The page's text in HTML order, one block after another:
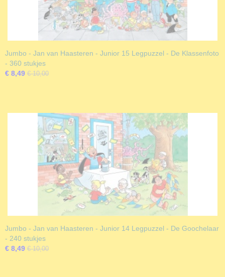
Jumbo - Jan van Haasteren - Junior 15 Legpuzzel - De Klassenfoto
- 360 stukjes
€ 8,49 € 10,00
Jumbo - Jan van Haasteren - Junior 14 Legpuzzel - De Goochelaar
- 240 stukjes
€ 8,49 € 10,00